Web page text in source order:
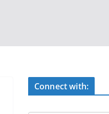
Connect with: